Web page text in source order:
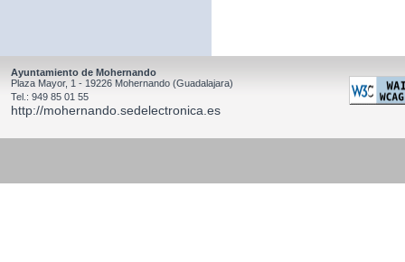
Ayuntamiento de Mohernando
Plaza Mayor, 1 - 19226 Mohernando (Guadalajara)
Tel.: 949 85 01 55
http://mohernando.sedelectronica.es